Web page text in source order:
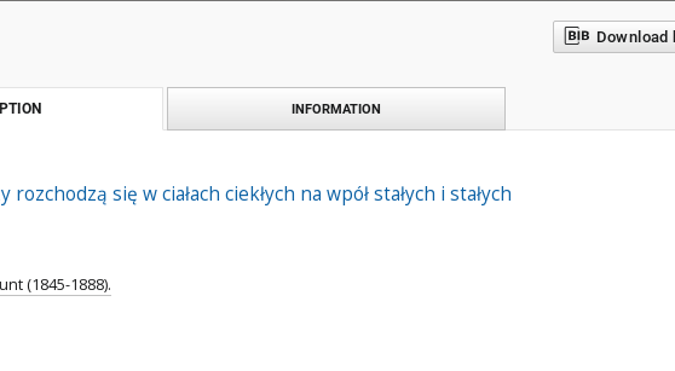
Download
INFORMATION
rozchodzą się w ciałach ciekłych na wpół stałych i stałych
(1845-1888).